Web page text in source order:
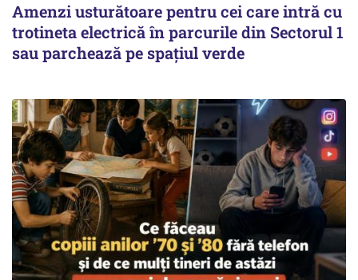
Amenzi usturătoare pentru cei care intră cu
trotineta electrică în parcurile din Sectorul 1
sau parchează pe spațiul verde